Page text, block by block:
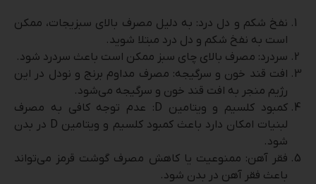
نفخ شکم و دل درد: به دلیل مصرف بالای سبزیجات، ممکن
است به نفخ شکم و دل درد مبتلا شوید.
سردرد: مصرف بالای چای سبز ممکن است باعث سردرد شود.
افت قند خون و سرگیجه: مصرف مداوم برنج و نودل در این
رژیم منجر به افت قند خون و سرگیجه می‌شود.
کمبود کلسیم و ویتامین D: عدم توجه کافی به مصرف
لبنیات امکان دارد باعث کمبود کلسیم و ویتامین D در بدن
شود.
فقر آهن: ممنوعیت یا کاهش مصرف گوشت قرمز می‌تواند
باعث فقر آهن در بدن شود.